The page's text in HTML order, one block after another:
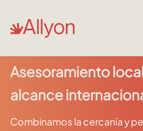
Asesoramiento
alcance
Combinamos la cercanía y